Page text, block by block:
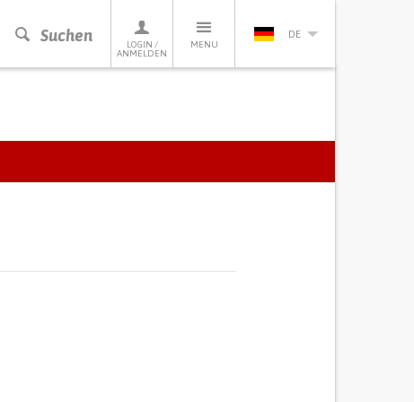
Suchen
LOGIN /
ANMELDEN
MENU
DE